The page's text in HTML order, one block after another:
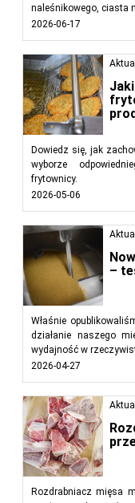
naleśnikowego, ciasta
2026-06-17
Dowiedz się, jak
wyborze
frytownicy.
2026-05-06
–
Właśnie
działanie naszego
wydajność w
2026-04-27
Rozdrabniacz mięsa